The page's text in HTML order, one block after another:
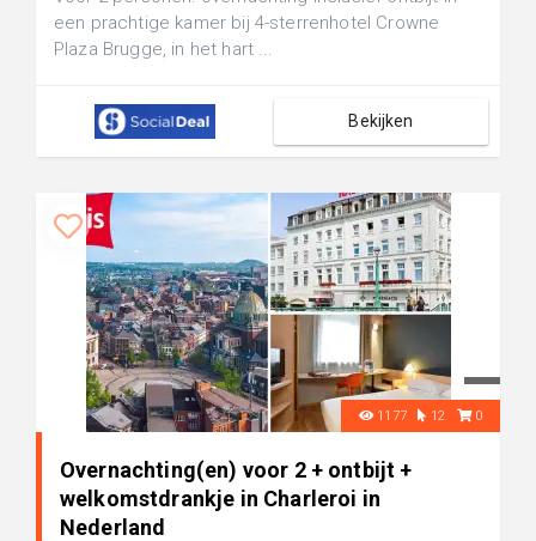
een prachtige kamer bij 4-sterrenhotel Crowne
Plaza Brugge, in het hart ...
Bekijken
1177 12 0
Overnachting(en) voor 2 + ontbijt +
welkomstdrankje in Charleroi in
Nederland